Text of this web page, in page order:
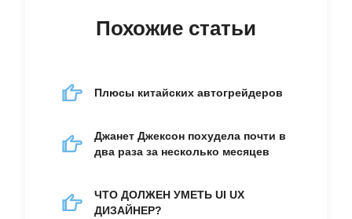
Похожие статьи
Плюсы китайских автогрейдеров
Джанет Джексон похудела почти в
два раза за несколько месяцев
ЧТО ДОЛЖЕН УМЕТЬ UI UX
ДИЗАЙНЕР?